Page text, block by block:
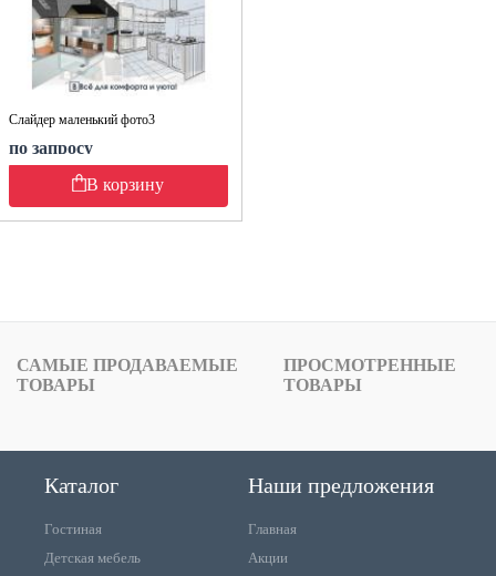
Слайдер маленький фото3
по запросу
В корзину
САМЫЕ ПРОДАВАЕМЫЕ
ТОВАРЫ
ПРОСМОТРЕННЫЕ
ТОВАРЫ
Каталог
Гостиная
Детская мебель
Наши предложения
Главная
Акции